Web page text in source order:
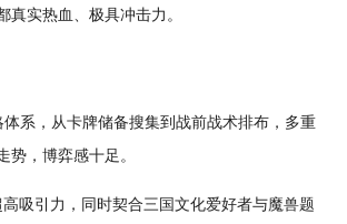
真实热血 、极具冲击力。
系，从卡牌储备搜集到战前战术排布，多重
，博弈感十足。
吸引力，同时契合三国文化爱好者与魔兽题